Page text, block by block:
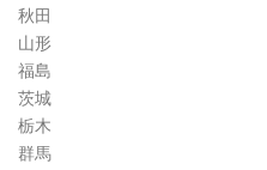
秋田
山形
福島
茨城
栃木
群馬